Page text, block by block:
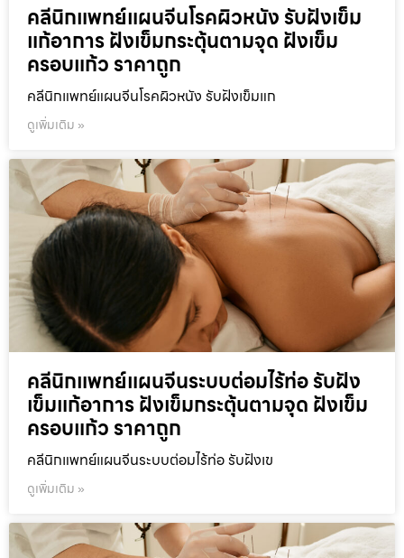
คลีนิกแพทย์แผนจีนโรคผิวหนัง รับฝังเข็ม
แก้อาการ ฝังเข็มกระตุ้นตามจุด ฝังเข็ม
ครอบแก้ว ราคาถูก
คลีนิกแพทย์แผนจีนโรคผิวหนัง รับฝังเข็มแก
ดูเพิ่มเติม »
คลีนิกแพทย์แผนจีนระบบต่อมไร้ท่อ รับฝัง
เข็มแก้อาการ ฝังเข็มกระตุ้นตามจุด ฝังเข็ม
ครอบแก้ว ราคาถูก
คลีนิกแพทย์แผนจีนระบบต่อมไร้ท่อ รับฝังเข
ดูเพิ่มเติม »